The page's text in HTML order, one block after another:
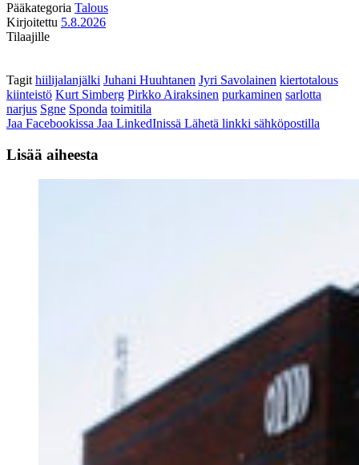
Pääkategoria Talous
Kirjoitettu 5.8.2026
Tilaajille
Tagit hiilijalanjälki Juhani Huuhtanen Jyri Savolainen kiertotalous
kiinteistö Kurt Simberg Pirkko Airaksinen purkaminen sarlotta
narjus Sgne Sponda toimitila
Jaa Facebookissa Jaa LinkedInissä Lähetä linkki sähköpostilla
Lisää aiheesta